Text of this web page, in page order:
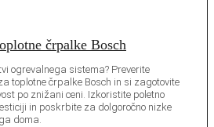
črpalke Bosch
ogrevalnega sistema? Preverite
toplotne črpalke Bosch in si zagotovite
po znižani ceni. Izkoristite poletno
in poskrbite za dolgoročno nizke
doma.